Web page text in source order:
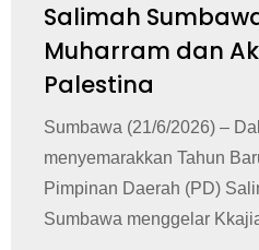
Salimah
Muharram dan
Palestina
Sumbawa (21/6/2026) –
menyemarakkan Tahun
Pimpinan Daerah (PD)
Sumbawa menggelar